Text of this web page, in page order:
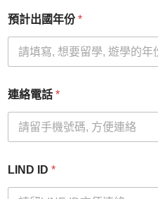
預計出國年份 *
連絡電話 *
LIND ID *